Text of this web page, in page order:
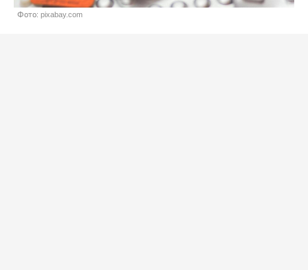
Фото: pixabay.com